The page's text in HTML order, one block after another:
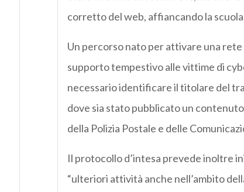
corretto del web, affiancando la
Un percorso nato per attivare una
supporto tempestivo alle vittime di
necessario identificare il titolare del
dove sia stato pubblicato un
della Polizia Postale e delle
Il protocollo d’intesa prevede inoltre
“ulteriori attività anche nell’ambito